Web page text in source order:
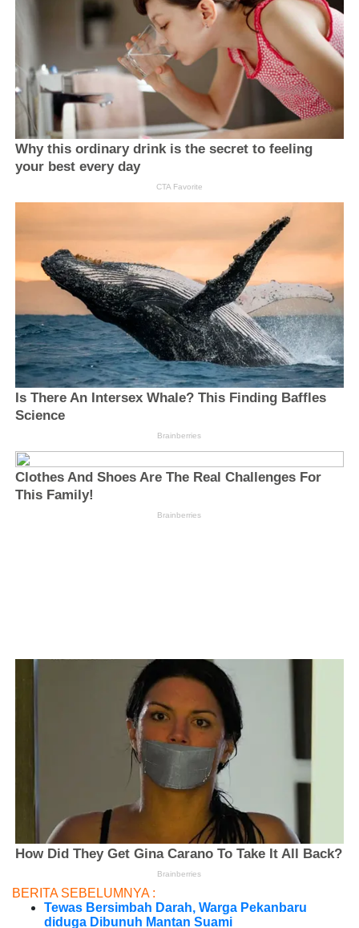
BERITA SEBELUMNYA :
Tewas Bersimbah Darah, Warga Pekanbaru
diduga Dibunuh Mantan Suami